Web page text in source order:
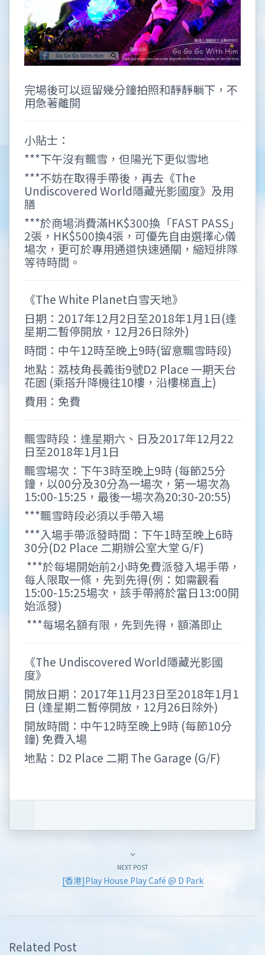
完場後可以逗留幾分鐘拍照和靜靜躺下，不
用急著離開
小貼士：
***下午沒有飄雪，但陽光下更似雪地
***不妨在取得手帶後，再去《The
Undiscovered World隱藏光影國度》及用
膳
***於商場消費滿HK$300換「FAST PASS」
2張，HK$500換4張，可優先自由選擇心儀
場次，更可於專用通道快速通關，縮短排隊
等待時間。
《The White Planet白雪天地》
日期：2017年12月2日至2018年1月1日(逢
星期二暫停開放，12月26日除外)
時間：中午12時至晚上9時(留意飄雪時段)
地點：荔枝角長義街9號D2 Place 一期天台
花園 (乘搭升降機往10樓，沿樓梯直上)
費用：免費
飄雪時段：逢星期六、日及2017年12月22
日至2018年1月1日
飄雪場次：下午3時至晚上9時 (每節25分
鐘，以00分及30分為一場次，第一場次為
15:00-15:25，最後一場次為20:30-20:55)
***飄雪時段必須以手帶入場
***入場手帶派發時間：下午1時至晚上6時
30分(D2 Place 二期辦公室大堂 G/F)
***於每場開始前2小時免費派發入場手帶，
每人限取一條，先到先得(例：如需觀看
15:00-15:25場次，該手帶將於當日13:00開
始派發)
***每場名額有限，先到先得，額滿即止
《The Undiscovered World隱藏光影國
度》
開放日期：2017年11月23日至2018年1月1
日 (逢星期二暫停開放，12月26日除外)
開放時間：中午12時至晚上9時 (每節10分
鐘) 免費入場
地點：D2 Place 二期 The Garage (G/F)
NEXT POST
[香港]Play House Play Café @ D Park
Related Post